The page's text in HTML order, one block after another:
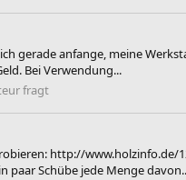
gerade anfange, meine
Bei Verwendung...
fragt
http://www.holzinfo.de/
paar Schübe jede Menge